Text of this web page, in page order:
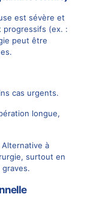
est sévère et
progressifs (ex. :
peut être
cas urgents.
longue,
à
surtout en
graves.